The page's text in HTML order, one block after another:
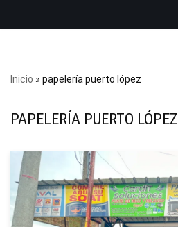
Inicio » papelería puerto lópez
PAPELERÍA PUERTO LÓPEZ